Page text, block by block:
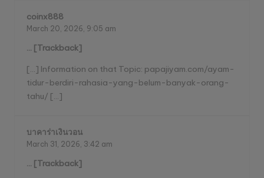
coinx888
March 20, 2026, 9:05 am
… [Trackback]
[…] Information on that Topic: papajiyam.com/ayam-
tidur-berdiri-rahasia-yang-belum-banyak-orang-
tahu/ […]
บาคาร่าเงินวอน
March 31, 2026, 3:42 am
… [Trackback]